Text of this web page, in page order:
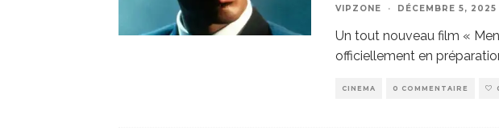
VIPZONE · DÉCEMBRE 5, 2025
Un tout nouveau film «
officiellement en
CINEMA 0 COMMENTAIRE